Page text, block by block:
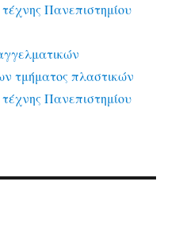
Πανεπιστημίου
τμήματος πλαστικών
Πανεπιστημίου